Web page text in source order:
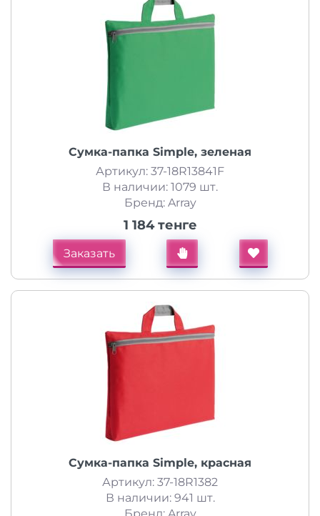
Сумка-папка Simple, зеленая
Артикул: 37-18R13841F
В наличии: 1079 шт.
Бренд: Array
1 184 тенге
Заказать
Сумка-папка Simple, красная
Артикул: 37-18R1382
В наличии: 941 шт.